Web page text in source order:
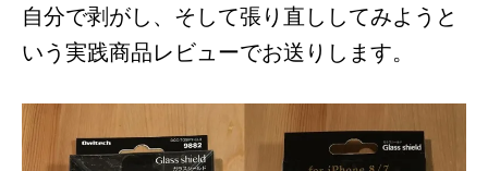
自分で剥がし、そして張り直ししてみようと
いう実践商品レビューでお送りします。